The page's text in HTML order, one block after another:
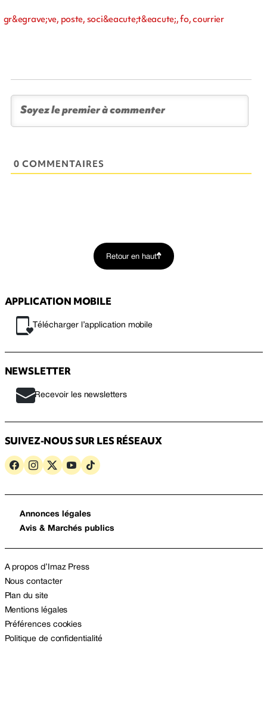
gr&egrave;ve, poste, soci&eacute;t&eacute;, fo, courrier
0 COMMENTAIRES
Retour en haut
APPLICATION MOBILE
Télécharger l’application mobile
NEWSLETTER
Recevoir les newsletters
SUIVEZ-NOUS SUR LES RÉSEAUX
Annonces légales
Avis & Marchés publics
A propos d’Imaz Press
Nous contacter
Plan du site
Mentions légales
Préférences cookies
Politique de confidentialité